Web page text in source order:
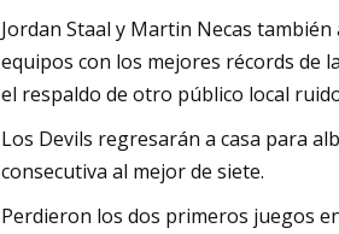
Jordan Staal y Martin Necas
equipos con los mejores récords de
el respaldo de otro público local
Los Devils regresarán a casa para
consecutiva al mejor de siete.
Perdieron los dos primeros juegos